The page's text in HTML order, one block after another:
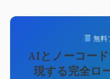
無料
AIとノーコー
現する完全ロ